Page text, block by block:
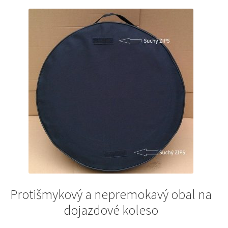
Protišmykový a nepremokavý obal na
dojazdové koleso